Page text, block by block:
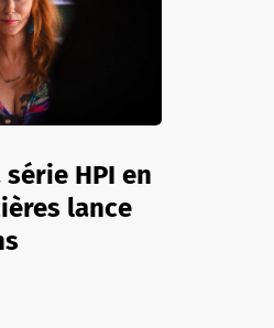
HPI en
lance